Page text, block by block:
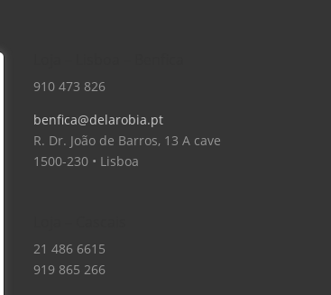
910 473 826
benfica@delarobia.pt
R. Dr. João de Barros, 13 A cave
1500-230 • Lisboa
21 486 6615
919 865 266